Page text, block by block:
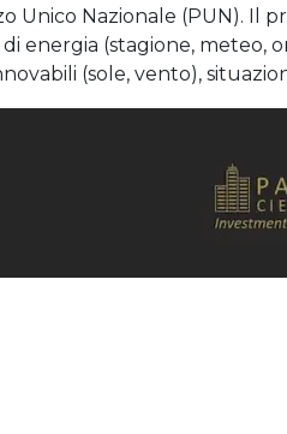
Unico Nazionale (PUN). Il
energia (stagione, meteo,
(sole, vento),